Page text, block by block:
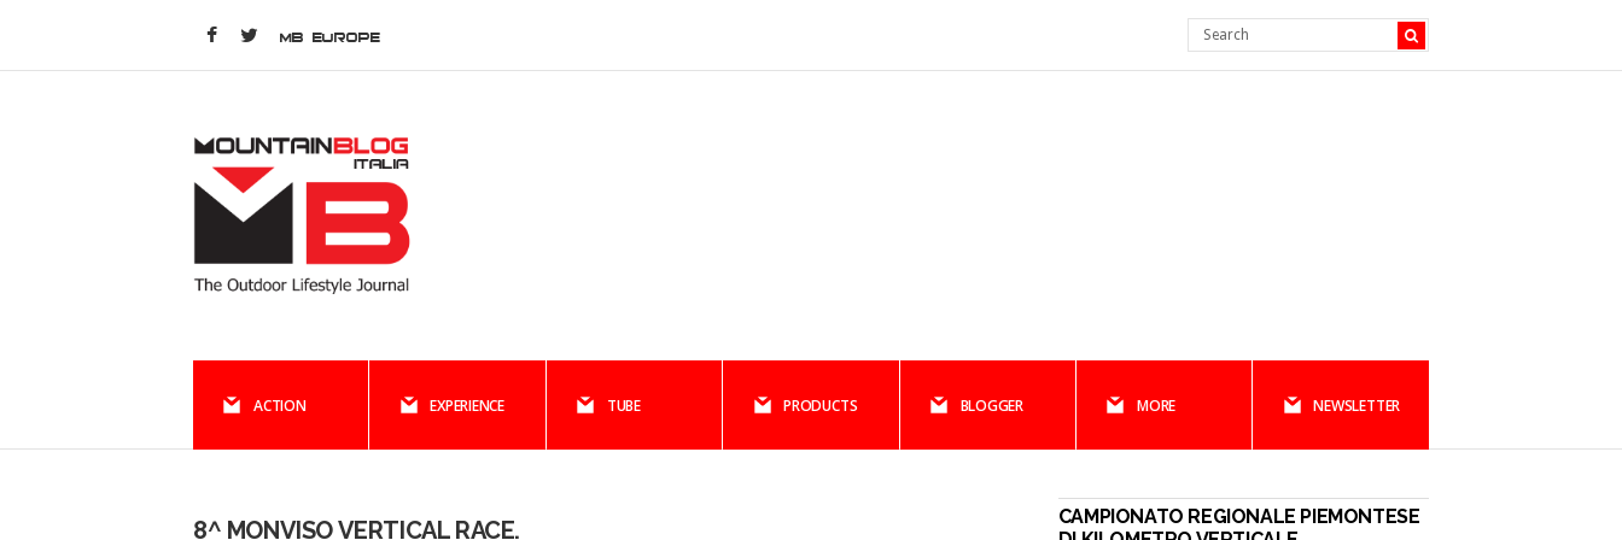
MB EUROPE
ACTION EXPERIENCE TUBE PRODUCTS BLOGGER MORE NEWSLETTER
8^ MONVISO VERTICAL RACE.
CAMPIONATO REGIONALE PIEMONTESE